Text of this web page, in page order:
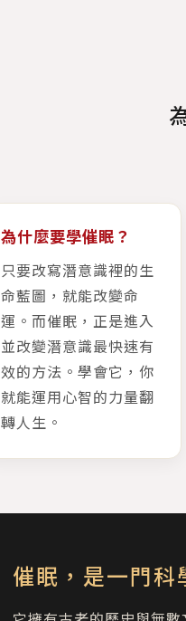
為什麼要學催眠？
只要改寫潛意識裡的生
命藍圖，就能改變命
運。而催眠，正是進入
並改變潛意識最快速有
效的方法。學會它，你
就能運用心智的力量翻
轉人生。
催眠，是一門科